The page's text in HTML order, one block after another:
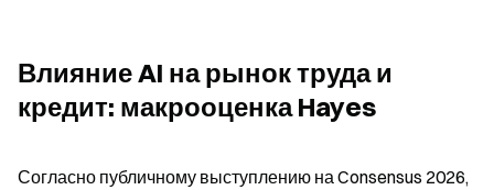
Влияние AI на рынок труда и
кредит: макрооценка Hayes
Согласно публичному выступлению на Consensus 2026,